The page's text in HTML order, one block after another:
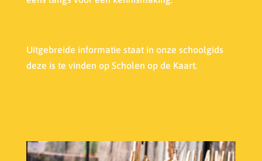
Uitgebreide informatie staat in onze schoolgids
deze is te vinden op Scholen op de Kaart.